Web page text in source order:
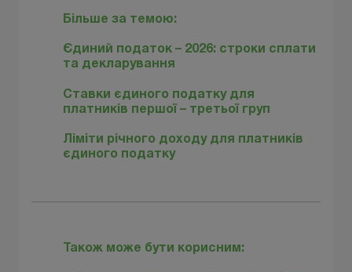
Більше за темою:
Єдиний податок – 2026: строки сплати
та декларування
Ставки єдиного податку для
платників першої – третьої груп
Ліміти річного доходу для платників
єдиного податку
Також може бути корисним: